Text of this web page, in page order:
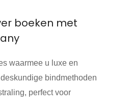
boeken met
waarmee u luxe en
bindmethoden
perfect voor